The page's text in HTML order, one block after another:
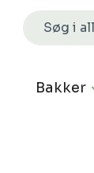
Bakker